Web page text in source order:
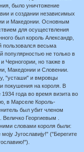
было уничтожение
и создании независимых
и Македонии. Основным
для осуществления
был король Александр,
пользовался весьма
популярностью не только в
Черногории, но также в
Македонии и Словении.
"усташи" и вмровцы
покушения на короля. В
1934 года во время визита во
в Марселе Король-
был убит членом
Георгиевым .
словами короля были:
моjу Југославију!" ("Берегите